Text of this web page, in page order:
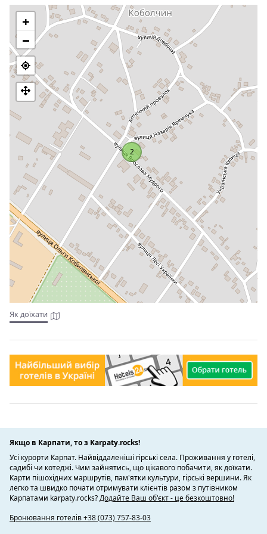
2
+
−
Як доїхати
Якщо в Карпати, то з Karpaty.rocks!
Усі курорти Карпат. Найвіддаленіші гірські села. Проживання у готелі,
садибі чи котеджі. Чим зайнятись, що цікавого побачити, як доїхати.
Карти пішохідних маршрутів, пам'ятки культури, гірські вершини. Як
легко та швидко почати отримувати клієнтів разом з путівником
Карпатами karpaty.rocks?Додайте Ваш об'єкт - це безкоштовно!
Бронювання готелів +38 (073) 757-83-03